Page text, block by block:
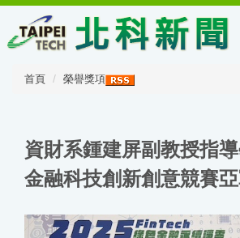
主
首頁 榮譽獎項
資財系鍾建屏副教授指
金融科技創新創意競賽